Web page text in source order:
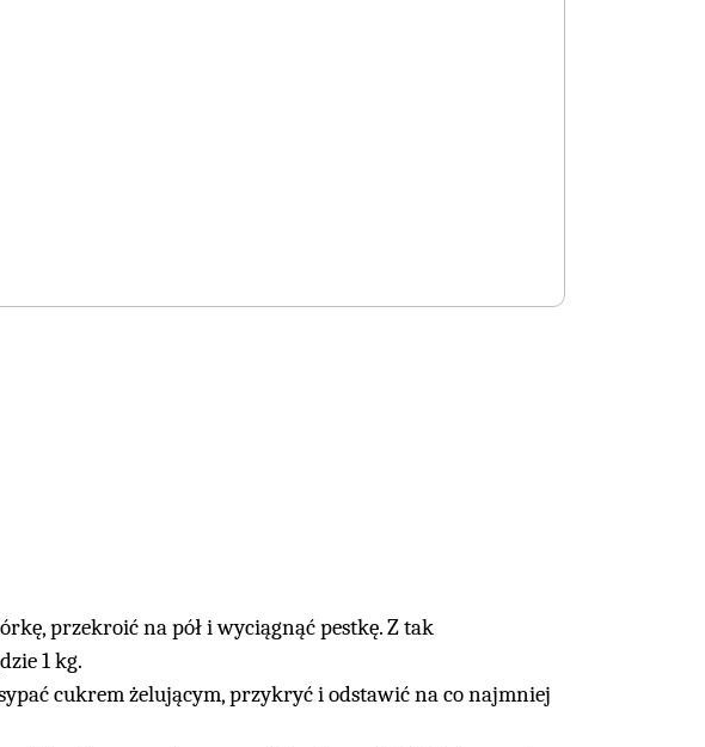
przekroić na pół i wyciągnąć pestkę. Z tak
1 kg.
cukrem żelującym, przykryć i odstawić na co najmniej